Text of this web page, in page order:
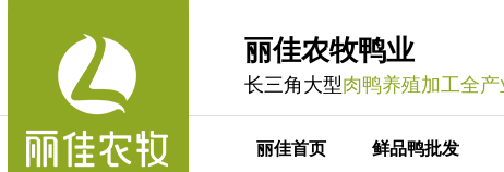
丽佳农牧鸭业
长三角大型肉鸭养殖加工全
丽佳首页 鲜品鸭批发